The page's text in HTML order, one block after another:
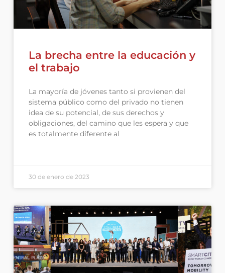
La brecha entre la educación y
el trabajo
La mayoría de jóvenes tanto si provienen del
sistema público como del privado no tienen
idea de su potencial, de sus derechos y
obligaciones, del camino que les espera y que
es totalmente diferente al
30 de enero de 2023